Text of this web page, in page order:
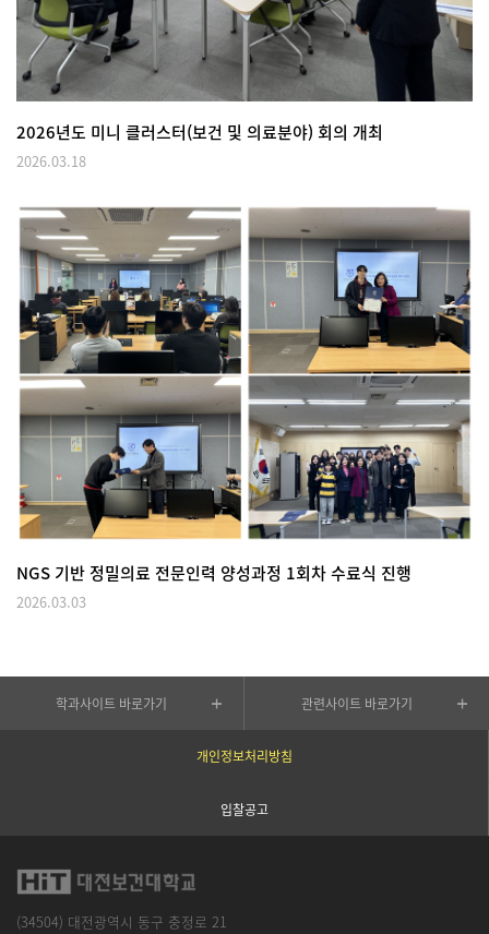
2026년도 미니 클러스터(보건 및 의료분야) 회의 개최
2026.03.18
NGS 기반 정밀의료 전문인력 양성과정 1회차 수료식 진행
2026.03.03
학과사이트 바로가기 관련사이트 바로가기
개인정보처리방침
입찰공고
(34504) 대전광역시 동구 충정로 21